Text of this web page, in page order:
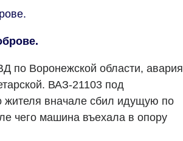
по Воронежской области, авария
ВАЗ-21103 под
жителя вначале сбил идущую по
чего машина въехала в опору